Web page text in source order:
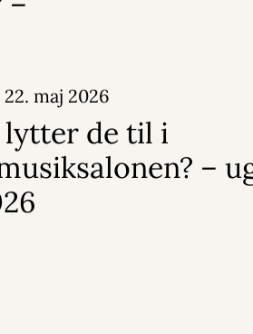
22. maj 2026
lytter de til i
–